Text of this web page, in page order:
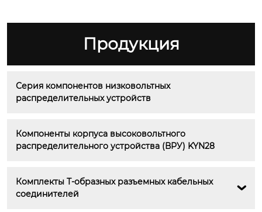
Продукция
Серия компонентов низковольтных
распределительных устройств
Компоненты корпуса высоковольтного
распределительного устройства (ВРУ) KYN28
Комплекты Т-образных разъемных кабельных
соединителей
